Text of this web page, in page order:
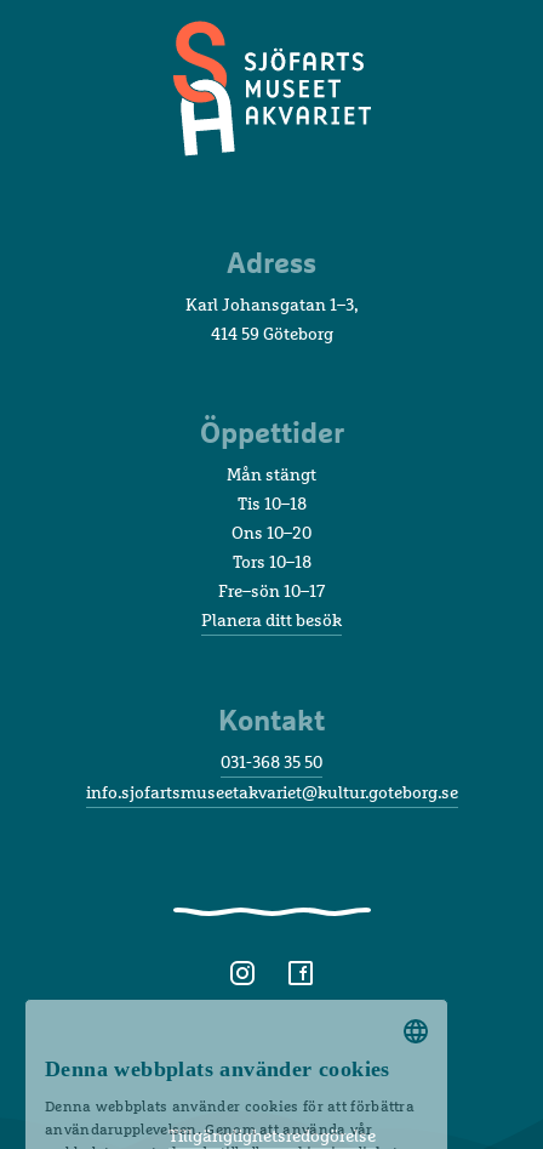
AkvarietAdress
Karl Johansgatan 1–3,
414 59 Göteborg
Öppettider
Mån stängt
Tis 10–18
Ons 10–20
Tors 10–18
Fre–sön 10–17
Planera ditt besök
Kontakt
031-368 35 50
info.sjofartsmuseetakvariet@kultur.goteborg.se
Tillgänglighetsredogörelse
SWEDISH
ENGLISH
Denna webbplats använder cookies
Denna webbplats använder cookies för att förbättra
användarupplevelsen. Genom att använda vår